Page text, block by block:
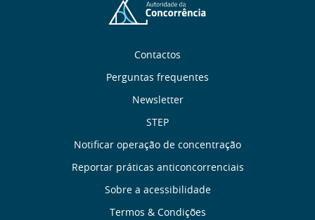
Contactos
Perguntas frequentes
Newsletter
STEP
Notificar operação de concentração
Reportar práticas anticoncorrenciais
Sobre a acessibilidade
Termos & Condições